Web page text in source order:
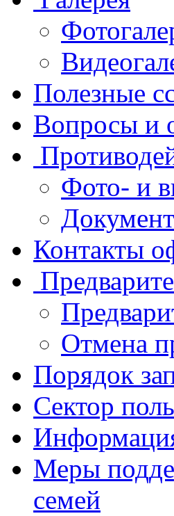
Полезные
Вопросы и
Фото- и
Контакты
Отмена
Порядок
Сектор
Меры
семей